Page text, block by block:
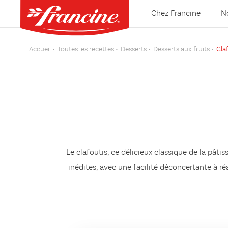
Chez Francine
Accueil Toutes les recettes Desserts Desserts aux fruits
Le clafoutis, ce délicieux classique de la
inédites, avec une facilité déconcertante à